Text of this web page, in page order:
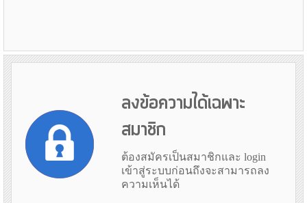
ลงข้อความได้เฉพาะ
สมาชิก
ต้องสมัครเป็นสมาชิกและ login
เข้าสู่ระบบก่อนถึงจะสามารถลง
ความเห็นได้